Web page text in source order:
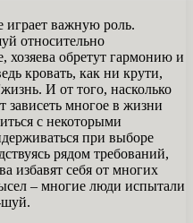
играет важную роль.
относительно
хозяева обретут гармонию и
кровать, как ни крути,
И от того, насколько
зависеть многое в жизни
с некоторыми
при выборе
рядом требований,
избавят себя от многих
– многие люди испытали
шуй.